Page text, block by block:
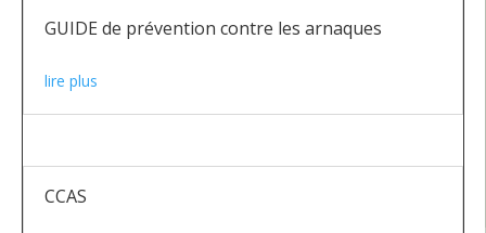
GUIDE de prévention contre les arnaques
lire plus
CCAS